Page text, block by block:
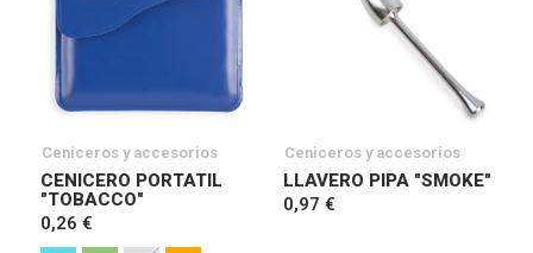
Ceniceros y accesorios
CENICERO PORTATIL
"TOBACCO"
0,26 €
Ceniceros y accesorios
LLAVERO PIPA "SMOKE"
0,97 €